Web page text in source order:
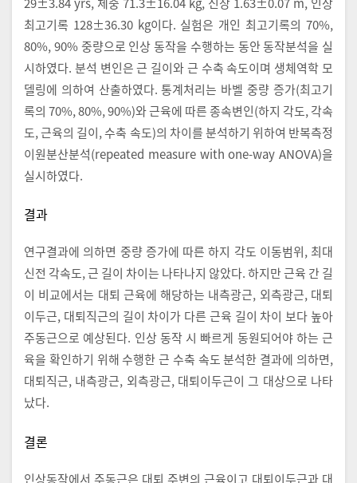
최고기록 128±36.30 kg이다. 실험은 개인 최고기록의 70%,
80%, 90% 중량으로 인상 동작을 수행하는 동안 동작분석을 실
시하였다. 분석 변인은 근 길이와 근 수축 속도이며 생체역학 모
델링에 의하여 산출하였다. 통계처리는 바벨 중량 증가(최고기
록의 70%, 80%, 90%)와 근육에 따른 종속변인(하지 각도, 각속
도, 근육의 길이, 수축 속도)의 차이를 분석하기 위하여 반복측정
이원분산분석(repeated measure with one-way ANOVA)을
실시하였다.
결과
연구결과에 의하면 중량 증가에 따른 하지 각도 이동범위, 최대
신전 각속도, 근 길이 차이는 나타나지 않았다. 하지만 근육 간 길
이 비교에서는 대퇴 근육에 해당하는 내측광근, 외측광근, 대퇴
이두근, 대퇴직근의 길이 차이가 다른 근육 길이 차이 보다 높아
주동근으로 예상된다. 인상 동작 시 빠르게 동원되어야 하는 근
육을 확인하기 위해 수행한 근 수축 속도 분석한 결과에 의하면,
대퇴직근, 내측광근, 외측광근, 대퇴이두근이 그 대상으로 나타
났다.
결론
인상동작에서 주동근은 대퇴 주변의 근육이고 대퇴이두근과 대